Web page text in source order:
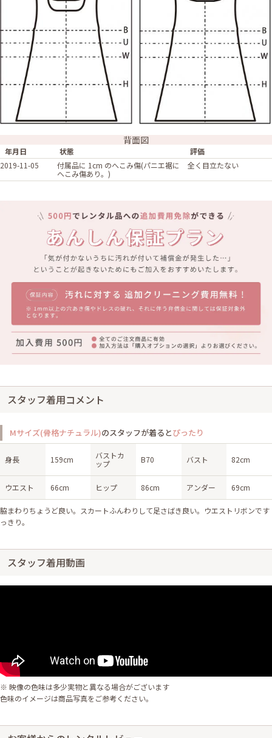
背面図
年月日 状態
評価
2019-11-05
付属品に 1cm のへこみ傷(パニエ裾に
へこみ傷あり。)
全く目立たない
スタッフ着用コメント
Mサイズ(骨格ナチュラル)のスタッフが着るとぴったり
身長 159cm
バストカ
ップ
B70 バスト 82cm
ウエスト 66cm ヒップ 86cm アンダー 69cm
脇まわりちょうど良い。スカートふんわりして足さばき良い。ウエストリボンです
っきり。
スタッフ着用動画
※ 映像の色味は多少実物と異なる場合がございます
色味のイメージは商品写真をご参考ください。